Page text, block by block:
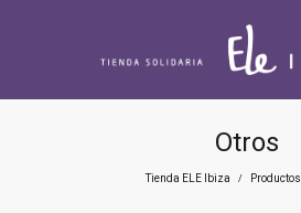
Otros
Tienda ELE Ibiza / Productos